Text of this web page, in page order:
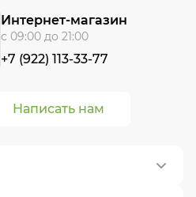
Написать нам
Интернет-магазин
с 09:00 до 21:00
+7 (922) 113-33-77